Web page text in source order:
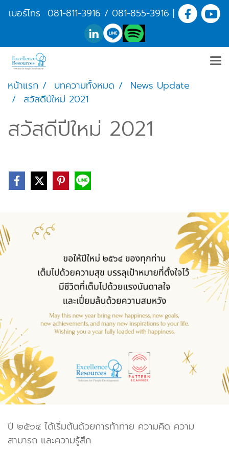
เบอร์โทร 081-811-3916 / 081-855-3916 |
หน้าแรก บทความทั้งหมด
News Update
สวัสดีปีใหม่ 2021
สวัสดีปีใหม่ 2021
ปี ๒๕๖๔ ได้เริ่มต้นด้วยการท้าทาย ความคิด ความ
สามารถ และความรู้สึก